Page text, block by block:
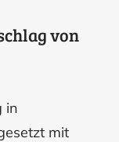
von
in
mit